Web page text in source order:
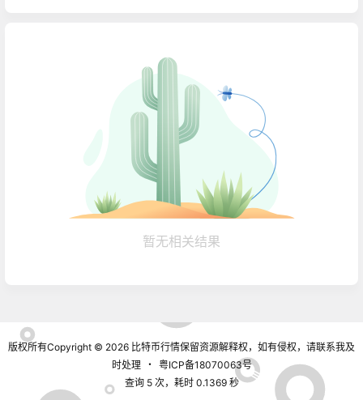
暂无相关结果
版权所有Copyright © 2026 比特币行情保留资源解释权，如有侵权，请联系我及
时处理
・ 粤ICP备18070063号
查询 5 次，耗时 0.1369 秒